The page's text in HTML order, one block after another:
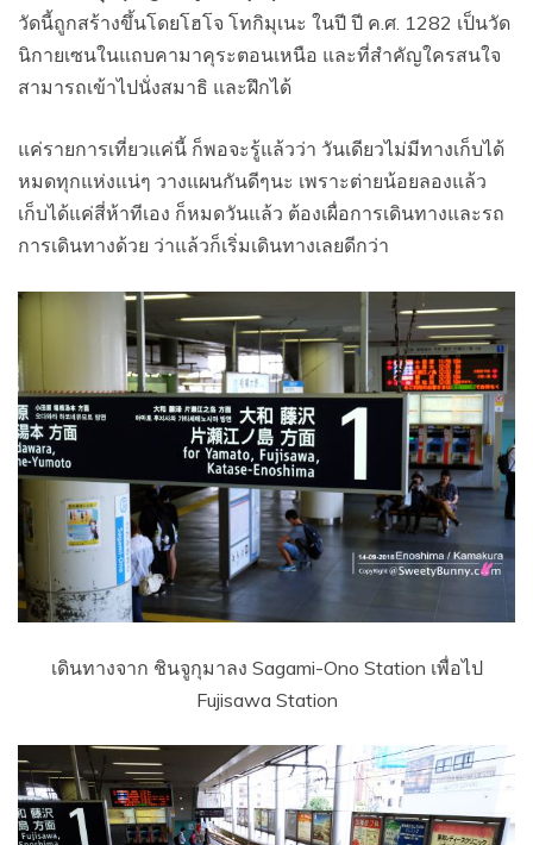
วัดนี้ถูกสร้างขึ้นโดยโฮโจ โทกิมุเนะ ในปี ปี ค.ศ. 1282 เป็นวัด
นิกายเซนในแถบคามาคุระตอนเหนือ และที่สำคัญใครสนใจ
สามารถเข้าไปนั่งสมาธิ และฝึกได้
แค่รายการเที่ยวแค่นี้ ก็พอจะรู้แล้วว่า วันเดียวไม่มีทางเก็บได้
หมดทุกแห่งแน่ๆ วางแผนกันดีๆนะ เพราะต่ายน้อยลองแล้ว
เก็บได้แค่สี่ห้าทีเอง ก็หมดวันแล้ว ต้องเผื่อการเดินทางและรถ
การเดินทางด้วย ว่าแล้วก็เริ่มเดินทางเลยดีกว่า
เดินทางจาก ชินจูกุมาลง Sagami-Ono Station เพื่อไป
Fujisawa Station